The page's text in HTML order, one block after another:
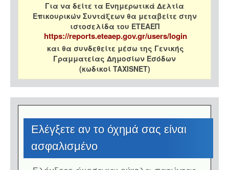
Για να δείτε τα Ενημερωτικά Δελτία
Επικουρικών Συντάξεων θα μεταβείτε στην
ιστοσελίδα του ΕΤΕΑΕΠ
https://reports.eteaep.gov.gr/users/login
και θα συνδεθείτε μέσω της Γενικής
Γραμματείας Δημοσίων Εσόδων
(κωδικοί TAXISNET)
Eλέγξετε αν το όχημά σας είναι
ασφαλισμένο